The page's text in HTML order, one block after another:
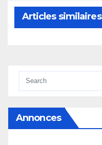
Articles similaires
Annonces